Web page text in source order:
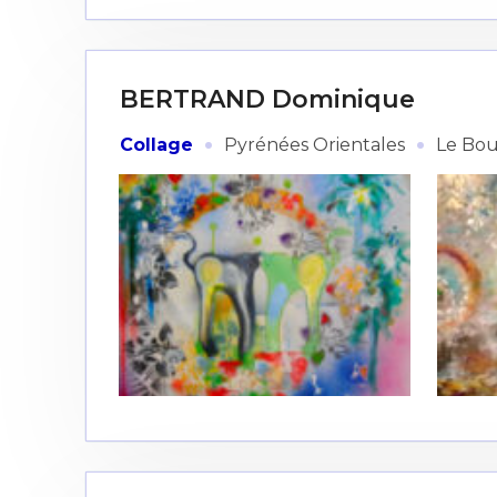
BERTRAND Dominique
Collage · Pyrénées Orientales · Le